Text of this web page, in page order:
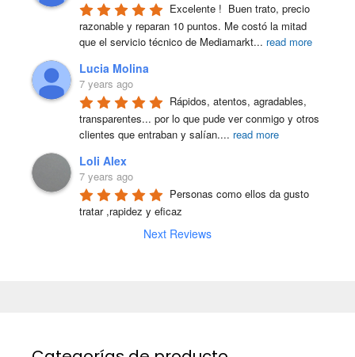
Excelente !  Buen trato, precio
razonable y reparan 10 puntos. Me costó la mitad
que el servicio técnico de Mediamarkt... read more
Lucia Molina
7 years ago
Rápidos, atentos, agradables,
transparentes... por lo que pude ver conmigo y otros
clientes que entraban y salían.... read more
Loli Alex
7 years ago
Personas como ellos da gusto
tratar ,rapidez y eficaz
Next Reviews